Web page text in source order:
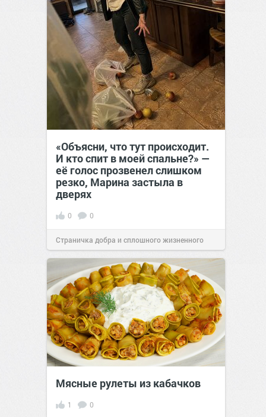
«Объясни, что тут происходит.
И кто спит в моей спальне?» —
её голос прозвенел слишком
резко, Марина застыла в
дверях
0 0
Страничка добра и сплошного жизненного
позитива!11:38Вчера
Мясные рулеты из кабачков
1 0